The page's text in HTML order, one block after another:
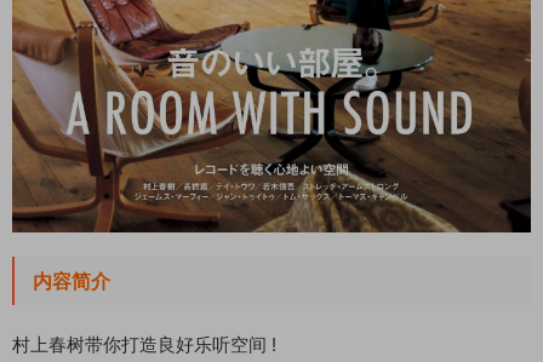
内容简介
村上春树带你打造良好乐听空间 !